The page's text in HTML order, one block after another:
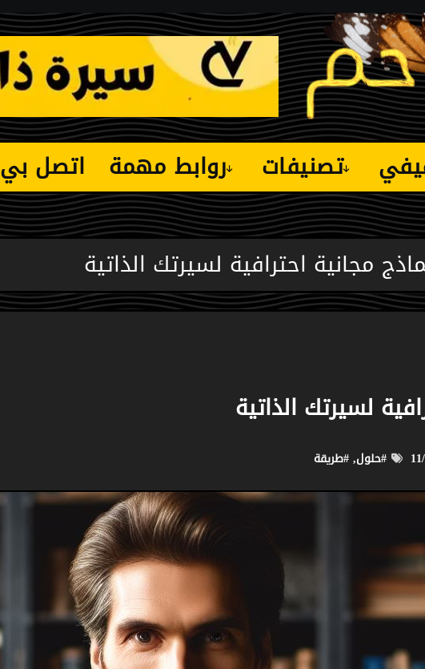
تصنيفات روابط مهمة اتصل بي
مجانية احترافية لسيرتك الذاتية
لسيرتك الذاتية
#حلول, #طريقة